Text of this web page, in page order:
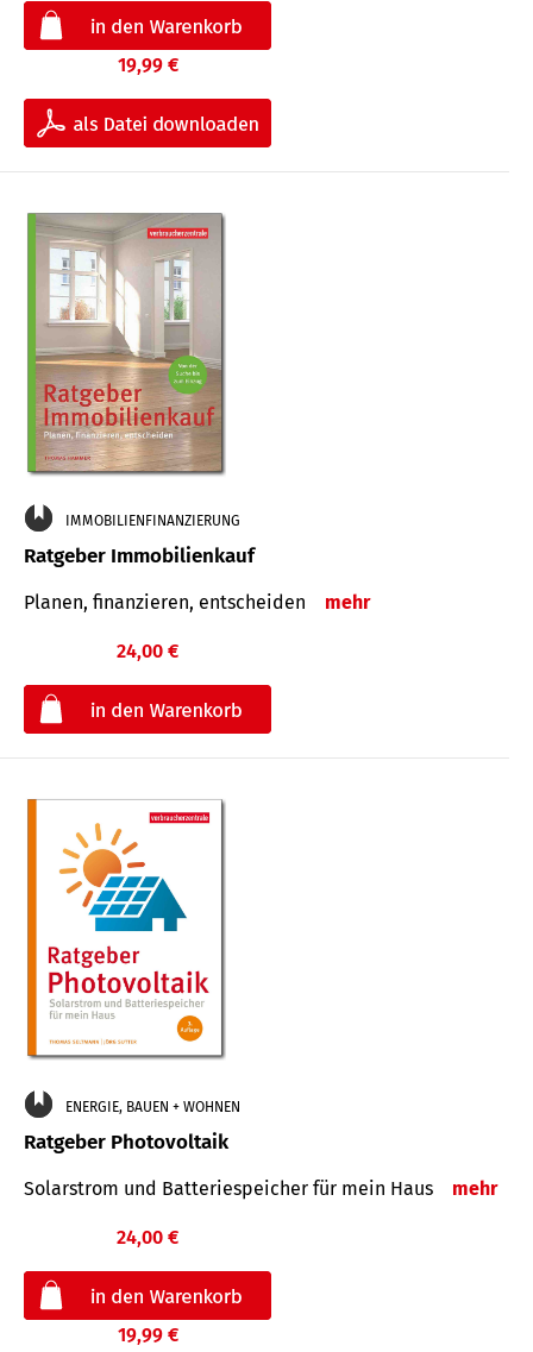
19,99 €
IMMOBILIENFINANZIERUNG
Ratgeber Immobilienkauf
Planen, finanzieren, entscheiden mehr
24,00 €
ENERGIE, BAUEN + WOHNEN
Ratgeber Photovoltaik
Solarstrom und Batteriespeicher für mein Haus mehr
24,00 €
19,99 €